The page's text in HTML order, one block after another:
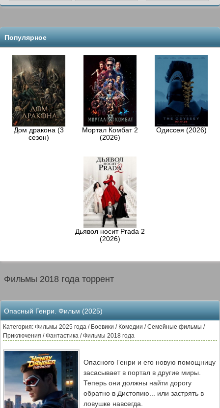
Популярное
Дом дракона (3
сезон)
Мортал Комбат 2
(2026)
Одиссея (2026)
Дьявол носит Prada 2
(2026)
Фильмы 2018 года торрент
Опасный Генри. Фильм (2025)
Категория: Фильмы 2025 года / Боевики / Комедии / Семейные фильмы /
Приключения / Фантастика / Фильмы 2018 года
Опасного Генри и его новую помощницу
засасывает в портал в другие миры.
Теперь они должны найти дорогу
обратно в Дистопию... или застрять в
ловушке навсегда.